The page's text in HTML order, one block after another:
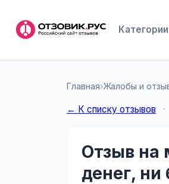
Категории
Главная›Жалобы и
← К списку отзывов ·
Отзыв на
денег, ни